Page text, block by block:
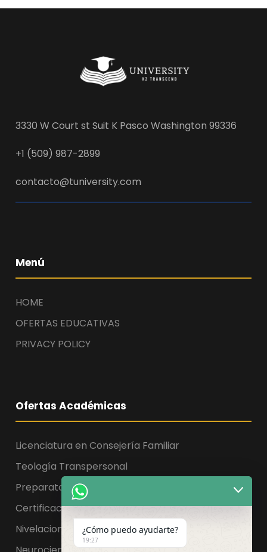
3330 W Court st Suit K Pasco Washington 99336
+1 (509) 987-2899
contacto@tuniversity.com
Menú
HOME
OFERTAS EDUCATIVAS
PRIVACY POLICY
Ofertas Académicas
Licenciatura en Consejería Familiar
Teología Transpersonal
Preparatoria, Licenciatura y Maestría
Certificaciones
Nivelaciones
¿Cómo puedo ayudarte?
19:27